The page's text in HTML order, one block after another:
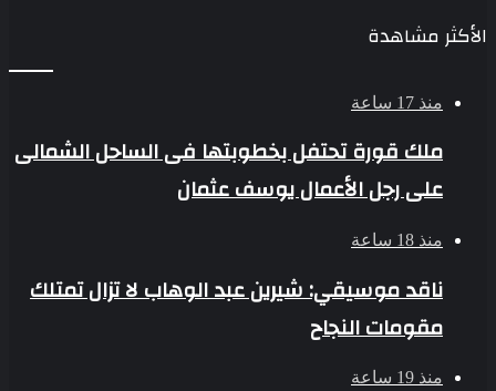
الأكثر مشاهدة
منذ 17 ساعة
ملك قورة تحتفل بخطوبتها فى الساحل الشمالى
على رجل الأعمال يوسف عثمان
منذ 18 ساعة
ناقد موسيقي: شيرين عبد الوهاب لا تزال تمتلك
مقومات النجاح
منذ 19 ساعة